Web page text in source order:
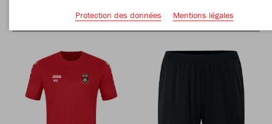
Protection des données
Mentions légales